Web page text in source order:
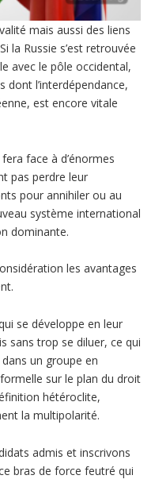
mais aussi des liens
la Russie s’est retrouvée
avec le pôle occidental,
dont l’interdépendance,
est encore vitale
face à d’énormes
pas perdre leur
pour annihiler ou au
système international
dominante.
les avantages
se développe en leur
sans trop se diluer, ce qui
un groupe en
sur le plan du droit
hétéroclite,
la multipolarité.
admis et inscrivons
bras de force feutré qui